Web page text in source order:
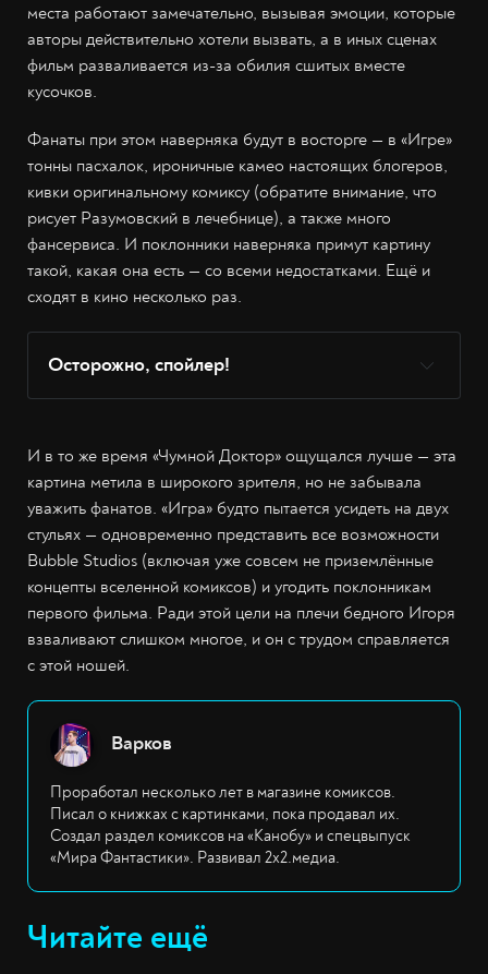
места работают замечательно, вызывая эмоции, которые
авторы действительно хотели вызвать, а в иных сценах
фильм разваливается из-за обилия сшитых вместе
кусочков.
Фанаты при этом наверняка будут в восторге — в «Игре»
тонны пасхалок, ироничные камео настоящих блогеров,
кивки оригинальному комиксу (обратите внимание, что
рисует Разумовский в лечебнице), а также много
фансервиса. И поклонники наверняка примут картину
такой, какая она есть — со всеми недостатками. Ещё и
сходят в кино несколько раз.
Осторожно, спойлер!
И в то же время «Чумной Доктор» ощущался лучше — эта
картина метила в широкого зрителя, но не забывала
уважить фанатов. «Игра» будто пытается усидеть на двух
стульях — одновременно представить все возможности
Bubble Studios (включая уже совсем не приземлённые
концепты вселенной комиксов) и угодить поклонникам
первого фильма. Ради этой цели на плечи бедного Игоря
взваливают слишком многое, и он с трудом справляется
с этой ношей.
Варков
Проработал несколько лет в магазине комиксов.
Писал о книжках с картинками, пока продавал их.
Создал раздел комиксов на «Канобу» и спецвыпуск
«Мира Фантастики». Развивал 2х2.медиа.
Читайте ещё